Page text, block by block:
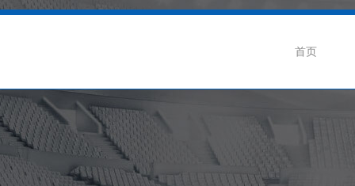
首页
企业荣誉
生产基地